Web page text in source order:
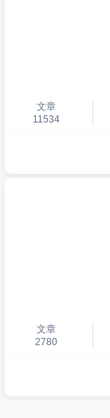
文章
11534
文章
2780